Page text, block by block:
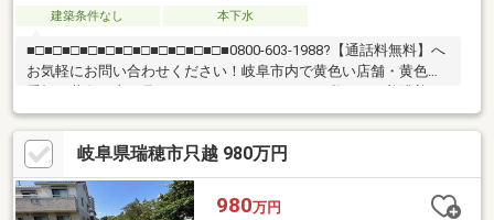
建築条件なし 本下水
■□■□■□■□■□■□■□■□■□■□■□■0800-603-1988?【通話料無料】へ
お気軽にお問い合わせください！岐阜市内で黄色い店舗・黄色い
看板・黄色い車を見かけたことありませんか。私たちが美濃善不
動産です！岐阜を知っている岐阜の不動産エキスパート！土地探
しも住まい探しも建築も不動産のことならお任せ下さい。■売買
保有物件1000件以上！
岐阜県瑞穂市只越 980万円
980万円